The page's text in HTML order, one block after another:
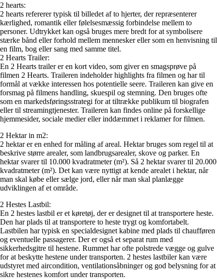
2 hearts:
2 hearts refererer typisk til billedet af to hjerter, der repræsenterer
kærlighed, romantik eller følelsesmæssig forbindelse mellem to
personer. Udtrykket kan også bruges mere bredt for at symbolisere
stærke bånd eller forhold mellem mennesker eller som en henvisning til
en film, bog eller sang med samme titel.
2 Hearts Trailer:
En 2 Hearts trailer er en kort video, som giver en smagsprøve på
filmen 2 Hearts. Traileren indeholder highlights fra filmen og har til
formål at vække interessen hos potentielle seere. Traileren kan give en
forsmag på filmens handling, skuespil og stemning. Den bruges ofte
som en markedsføringsstrategi for at tiltrække publikum til biografen
eller til streamingtjenester. Traileren kan findes online på forskellige
hjemmesider, sociale medier eller inddæmmet i reklamer for filmen.
2 Hektar in m2:
2 hektar er en enhed for måling af areal. Hektar bruges som regel til at
beskrive større arealer, som landbrugsarealer, skove og parker. En
hektar svarer til 10.000 kvadratmeter (m²). Så 2 hektar svarer til 20.000
kvadratmeter (m²). Det kan være nyttigt at kende arealet i hektar, når
man skal købe eller sælge jord, eller når man skal planlægge
udviklingen af et område.
2 Hestes Lastbil:
En 2 hestes lastbil er et køretøj, der er designet til at transportere heste.
Den har plads til at transportere to heste trygt og komfortabelt.
Lastbilen har typisk en specialdesignet kabine med plads til chaufføren
og eventuelle passagerer. Der er også et separat rum med
sikkerhedsgitre til hestene. Rummet har ofte polstrede vægge og gulve
for at beskytte hestene under transporten. 2 hestes lastbiler kan være
udstyret med aircondition, ventilationsåbninger og god belysning for at
sikre hestenes komfort under transporten.